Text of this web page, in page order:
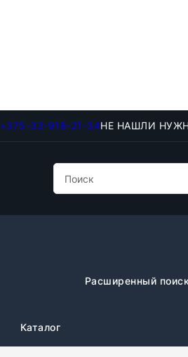
+375-33-918-21-34НЕ НАШЛИ
Каталог
Расширенный